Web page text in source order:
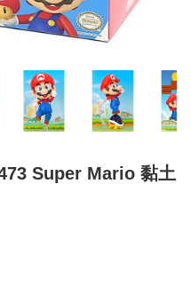
Super Mario 黏土